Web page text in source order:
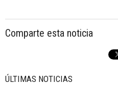
Comparte esta noticia
ÚLTIMAS NOTICIAS